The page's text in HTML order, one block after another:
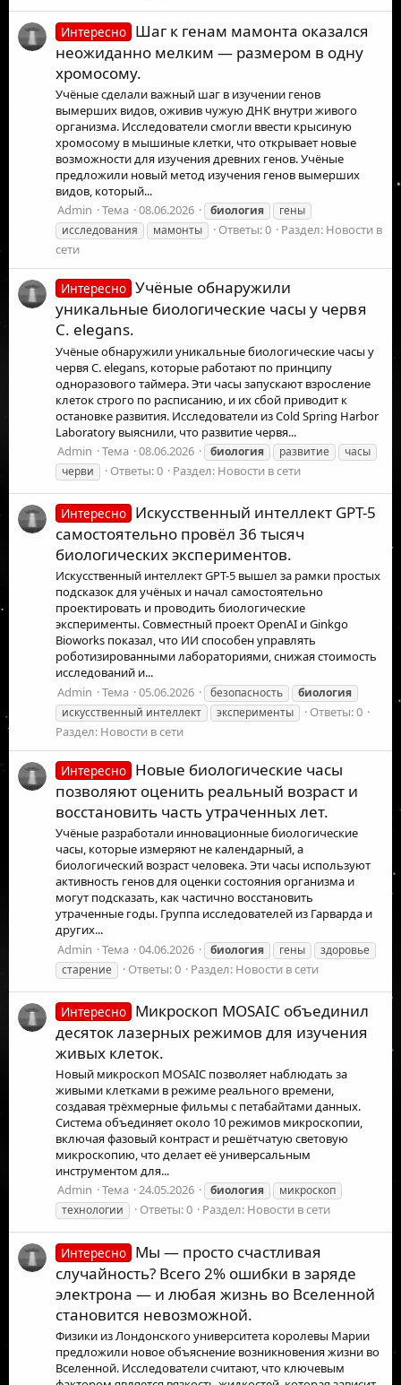
Интересно Шаг к генам мамонта оказался
неожиданно мелким — размером в одну
хромосому.
Учёные сделали важный шаг в изучении генов
вымерших видов, оживив чужую ДНК внутри живого
организма. Исследователи смогли ввести крысиную
хромосому в мышиные клетки, что открывает новые
возможности для изучения древних генов. Учёные
предложили новый метод изучения генов вымерших
видов, который...
Admin
Тема 08.06.2026 биология
гены
исследования
мамонты Ответы: 0 Раздел: Новости в
сети
Интересно Учёные обнаружили
уникальные биологические часы у червя
C. elegans.
Учёные обнаружили уникальные биологические часы у
червя C. elegans, которые работают по принципу
одноразового таймера. Эти часы запускают взросление
клеток строго по расписанию, и их сбой приводит к
остановке развития. Исследователи из Cold Spring Harbor
Laboratory выяснили, что развитие червя...
Admin
Тема 08.06.2026 биология развитие
часы
черви
Ответы: 0 Раздел: Новости в сети
Интересно Искусственный интеллект GPT-5
самостоятельно провёл 36 тысяч
биологических экспериментов.
Искусственный интеллект GPT-5 вышел за рамки простых
подсказок для учёных и начал самостоятельно
проектировать и проводить биологические
эксперименты. Совместный проект OpenAI и Ginkgo
Bioworks показал, что ИИ способен управлять
роботизированными лабораториями, снижая стоимость
исследований и...
Admin
Тема 05.06.2026 безопасность
биология
искусственный интеллект
эксперименты
Ответы: 0
Раздел: Новости в сети
Интересно Новые биологические часы
позволяют оценить реальный возраст и
восстановить часть утраченных лет.
Учёные разработали инновационные биологические
часы, которые измеряют не календарный, а
биологический возраст человека. Эти часы используют
активность генов для оценки состояния организма и
могут подсказать, как частично восстановить
утраченные годы. Группа исследователей из Гарварда и
других...
Admin
Тема 04.06.2026 биология гены
здоровье
старение
Ответы: 0 Раздел: Новости в сети
Интересно Микроскоп MOSAIC объединил
десяток лазерных режимов для изучения
живых клеток.
Новый микроскоп MOSAIC позволяет наблюдать за
живыми клетками в режиме реального времени,
создавая трёхмерные фильмы с петабайтами данных.
Система объединяет около 10 режимов микроскопии,
включая фазовый контраст и решётчатую световую
микроскопию, что делает её универсальным
инструментом для...
Admin
Тема 24.05.2026 биология
микроскоп
технологии
Ответы: 0 Раздел: Новости в сети
Интересно Мы — просто счастливая
случайность? Всего 2% ошибки в заряде
электрона — и любая жизнь во Вселенной
становится невозможной.
Физики из Лондонского университета королевы Марии
предложили новое объяснение возникновения жизни во
Вселенной. Исследователи считают, что ключевым